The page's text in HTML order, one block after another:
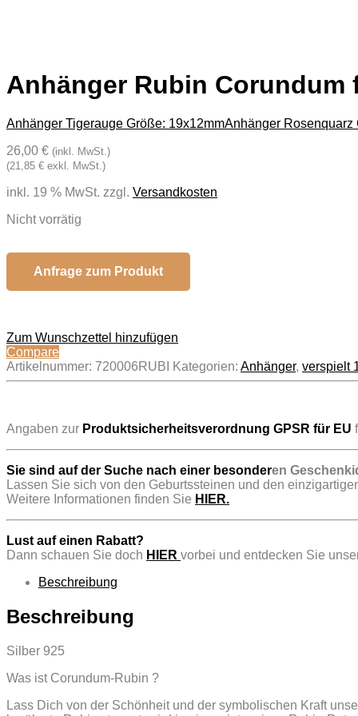
Anhänger Rubin Corundum
Anhänger Tigerauge Größe: 19x12mmAnhänger Rosenquarz
26,00 € (inkl. MwSt.)
(21,85 € exkl. MwSt.)
inkl. 19 % MwSt. zzgl. Versandkosten
Nicht vorrätig
Anfrage zum Produkt
Zum Wunschzettel hinzufügen
Compare
Artikelnummer: 720006RUBI Kategorien: Anhänger, verspielt
Angaben zur Produktsicherheitsverordnung GPSR für EU
Sie sind auf der Suche nach einer besonderen
Lassen Sie sich von den Geburtssteinen und den
Weitere Informationen finden Sie HIER.
Lust auf einen Rabatt?
Dann schauen Sie doch HIER vorbei und entdecken Sie
Beschreibung
Beschreibung
Silber 925
Was ist Corundum-Rubin ?
Lass Dich von der Schönheit und der symbolischen Kraft